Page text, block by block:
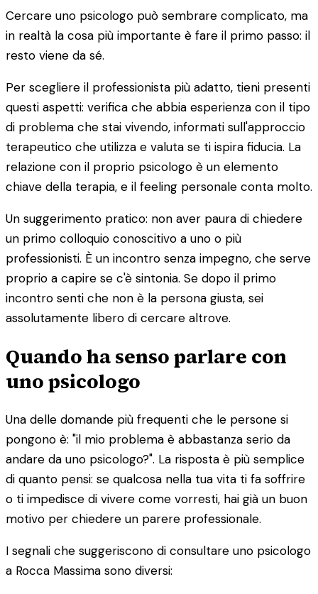
Cercare uno psicologo può sembrare complicato, ma
in realtà la cosa più importante è fare il primo passo: il
resto viene da sé.
Per scegliere il professionista più adatto, tieni presenti
questi aspetti: verifica che abbia esperienza con il tipo
di problema che stai vivendo, informati sull'approccio
terapeutico che utilizza e valuta se ti ispira fiducia. La
relazione con il proprio psicologo è un elemento
chiave della terapia, e il feeling personale conta molto.
Un suggerimento pratico: non aver paura di chiedere
un primo colloquio conoscitivo a uno o più
professionisti. È un incontro senza impegno, che serve
proprio a capire se c'è sintonia. Se dopo il primo
incontro senti che non è la persona giusta, sei
assolutamente libero di cercare altrove.
Quando ha senso parlare con
uno psicologo
Una delle domande più frequenti che le persone si
pongono è: "il mio problema è abbastanza serio da
andare da uno psicologo?". La risposta è più semplice
di quanto pensi: se qualcosa nella tua vita ti fa soffrire
o ti impedisce di vivere come vorresti, hai già un buon
motivo per chiedere un parere professionale.
I segnali che suggeriscono di consultare uno psicologo
a Rocca Massima sono diversi: